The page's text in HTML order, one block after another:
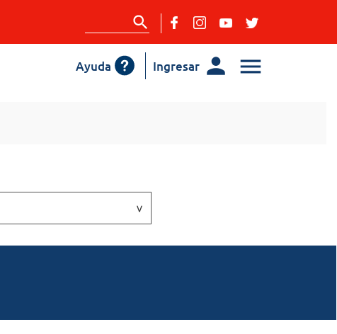
Ingresar
Ayuda